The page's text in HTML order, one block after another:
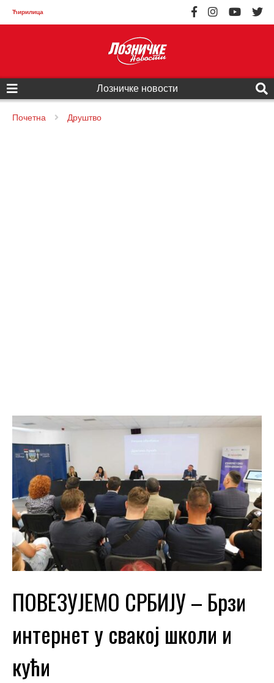
Ћирилица
Лозничке новости
Почетна Друштво
ПОВЕЗУЈЕМО СРБИЈУ – Брзи
интернет у свакој школи и
кући